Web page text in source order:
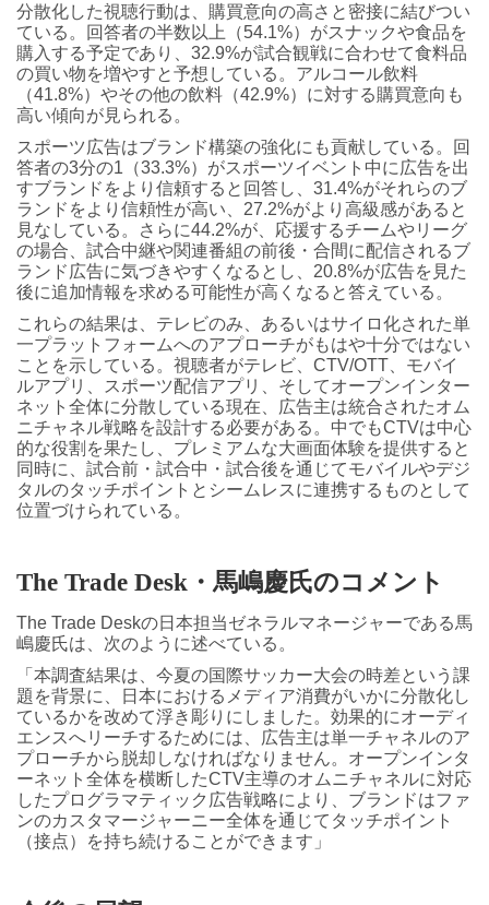
分散化した視聴行動は、購買意向の高さと密接に結びつい
ている。回答者の半数以上（54.1%）がスナックや食品を
購入する予定であり、32.9%が試合観戦に合わせて食料品
の買い物を増やすと予想している。アルコール飲料
（41.8%）やその他の飲料（42.9%）に対する購買意向も
高い傾向が見られる。
スポーツ広告はブランド構築の強化にも貢献している。回
答者の3分の1（33.3%）がスポーツイベント中に広告を出
すブランドをより信頼すると回答し、31.4%がそれらのブ
ランドをより信頼性が高い、27.2%がより高級感があると
見なしている。さらに44.2%が、応援するチームやリーグ
の場合、試合中継や関連番組の前後・合間に配信されるブ
ランド広告に気づきやすくなるとし、20.8%が広告を見た
後に追加情報を求める可能性が高くなると答えている。
これらの結果は、テレビのみ、あるいはサイロ化された単
一プラットフォームへのアプローチがもはや十分ではない
ことを示している。視聴者がテレビ、CTV/OTT、モバイ
ルアプリ、スポーツ配信アプリ、そしてオープンインター
ネット全体に分散している現在、広告主は統合されたオム
ニチャネル戦略を設計する必要がある。中でもCTVは中心
的な役割を果たし、プレミアムな大画面体験を提供すると
同時に、試合前・試合中・試合後を通じてモバイルやデジ
タルのタッチポイントとシームレスに連携するものとして
位置づけられている。
The Trade Desk ・馬嶋慶氏のコメント
The Trade Deskの日本担当ゼネラルマネージャーである馬
嶋慶氏は、次のように述べている。
「本調査結果は、今夏の国際サッカー大会の時差という課
題を背景に、日本におけるメディア消費がいかに分散化し
ているかを改めて浮き彫りにしました。効果的にオーディ
エンスへリーチするためには、広告主は単一チャネルのア
プローチから脱却しなければなりません。オープンインタ
ーネット全体を横断したCTV主導のオムニチャネルに対応
したプログラマティック広告戦略により、ブランドはファ
ンのカスタマージャーニー全体を通じてタッチポイント
（接点）を持ち続けることができます」